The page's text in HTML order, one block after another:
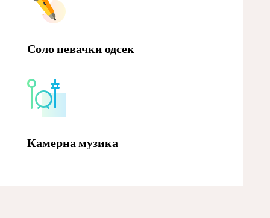
Соло певачки одсек
Камерна музика